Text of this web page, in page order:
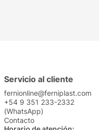
Servicio al cliente
fernionline@ferniplast.com
+54 9 351 233-2332
(WhatsApp)
Contacto